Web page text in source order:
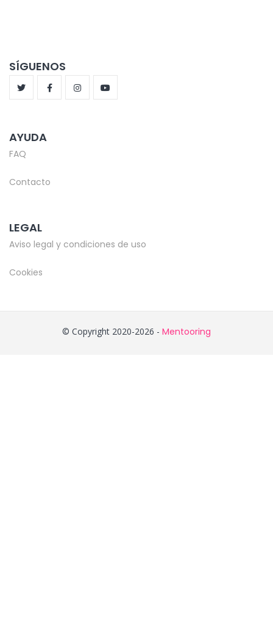
SÍGUENOS
AYUDA
FAQ
Contacto
LEGAL
Aviso legal y condiciones de uso
Cookies
© Copyright 2020-2026 - Mentooring